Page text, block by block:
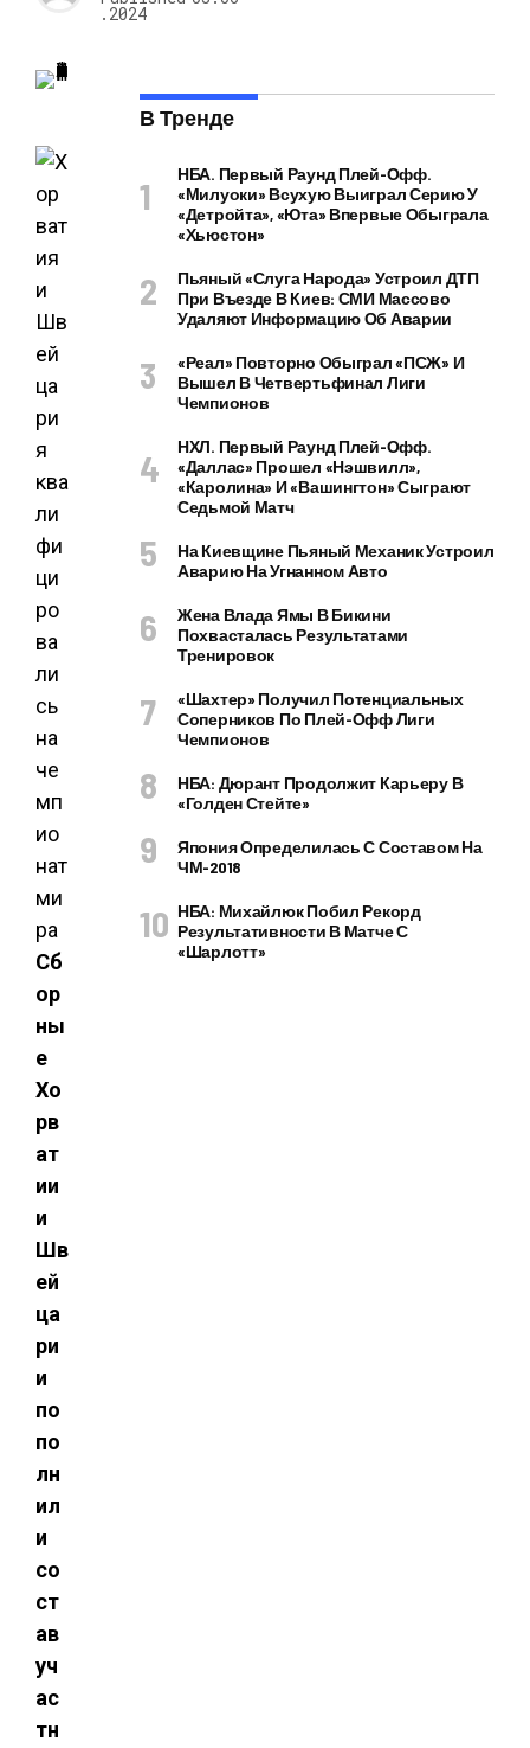
.2024
Сб
ор
ны
е
Хо
рв
ат
ии
и
Шв
ей
ца
ри
и
по
по
лн
ил
и
со
ст
ав
уч
ас
тн
В Тренде
НБА. Первый Раунд Плей-Офф.
«Милуоки» Всухую Выиграл Серию У
«Детройта», «Юта» Впервые Обыграла
«Хьюстон»
Пьяный «слуга Народа» Устроил ДТП
При Въезде В Киев: СМИ Массово
Удаляют Информацию Об Аварии
«Реал» Повторно Обыграл «ПСЖ» И
Вышел В Четвертьфинал Лиги
Чемпионов
НХЛ. Первый Раунд Плей-Офф.
«Даллас» Прошел «Нэшвилл»,
«Каролина» И «Вашингтон» Сыграют
Седьмой Матч
На Киевщине Пьяный Механик Устроил
Аварию На Угнанном Авто
Жена Влада Ямы В Бикини
Похвасталась Результатами
Тренировок
«Шахтер» Получил Потенциальных
Соперников По Плей-Офф Лиги
Чемпионов
НБА: Дюрант Продолжит Карьеру В
«Голден Стейте»
Япония Определилась С Составом На
ЧМ-2018
НБА: Михайлюк Побил Рекорд
Результативности В Матче С
«Шарлотт»